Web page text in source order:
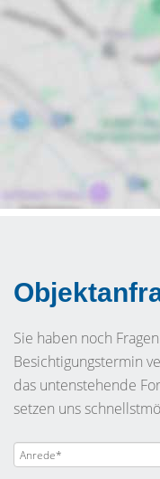
Sie haben noch
Besichtigungstermin
das untenstehende
setzen uns